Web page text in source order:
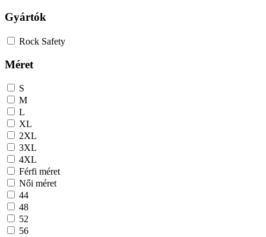
Gyártók
Rock Safety
Méret
S
M
L
XL
2XL
3XL
4XL
Férfi méret
Női méret
44
48
52
56